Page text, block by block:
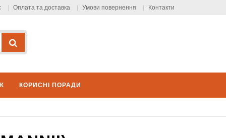
Оплата та доставка Умови повернення Контакти
КОРИСНІ ПОРАДИ